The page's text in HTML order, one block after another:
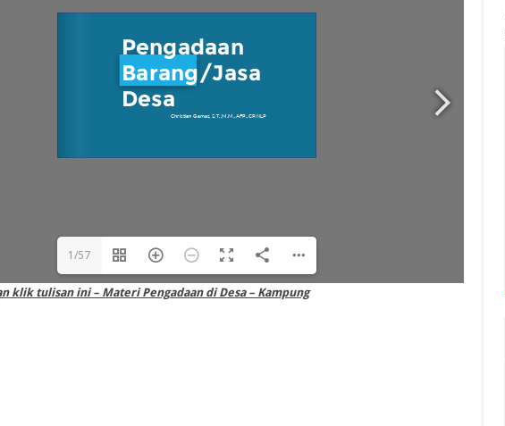
1/57
klik tulisan ini – Materi Pengadaan di Desa – Kampung